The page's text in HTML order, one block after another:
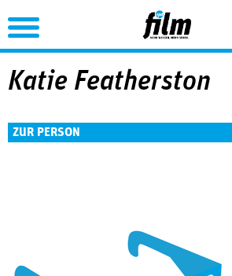
Jump to Navigation
Katie Featherston
ZUR PERSON